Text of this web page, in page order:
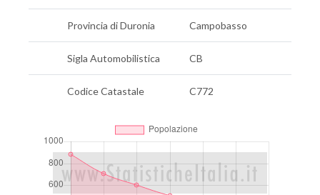
Provincia di Duronia Campobasso
Sigla Automobilistica CB
Codice Catastale C772